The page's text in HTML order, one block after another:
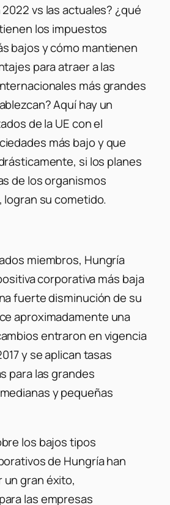
vs las actuales? ¿qué
los impuestos
bajos y cómo mantienen
para atraer a las
más grandes
Aquí hay un
de la UE con el
más bajo y que
si los planes
de los organismos
su cometido.
miembros, Hungría
corporativa más baja
fuerte disminución de su
aproximadamente una
entraron en vigencia
y se aplican tasas
para las grandes
y pequeñas
los bajos tipos
de Hungría han
gran éxito,
las empresas